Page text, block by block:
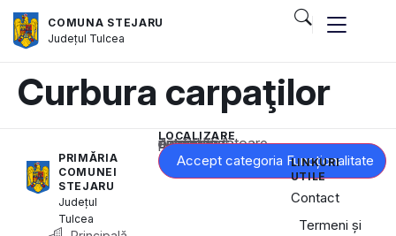
COMUNA STEJARU
Județul Tulcea
Curbura carpaţilor
PRIMĂRIA
COMUNEI
STEJARU
Județul
Tulcea
LOCALIZARE
Acest conținut este blocat până când acceptați categoria corespunzătoare de cookie-uri.
Accept categoria Funcționalitate
LINKURI
UTILE
Contact
Termeni și